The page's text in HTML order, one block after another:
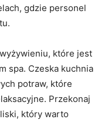
gdzie ‍personel
które jest
spa. ‍Czeska kuchnia
‍potraw, które
Przekonaj
który ⁤warto